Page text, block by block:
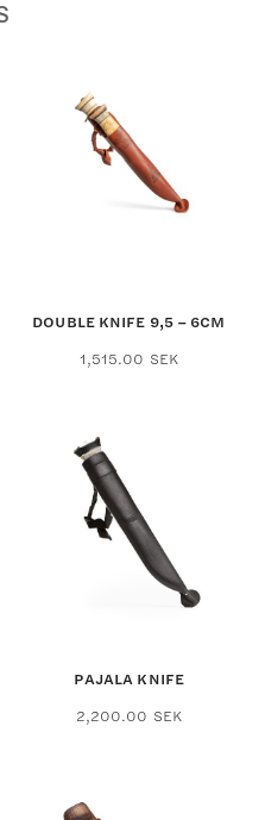
DOUBLE KNIFE 9,5 – 6CM
1,515.00 SEK
PAJALA KNIFE
2,200.00 SEK